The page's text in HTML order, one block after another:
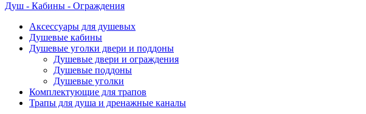
Душ - Кабины - Ограждения
Аксессуары для душевых
Душевые кабины
Душевые уголки двери и поддоны
Душевые двери и ограждения
Душевые поддоны
Душевые уголки
Комплектующие для трапов
Трапы для душа и дренажные каналы